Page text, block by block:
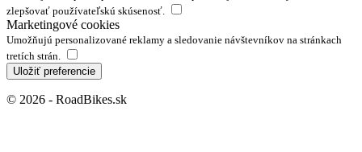
zlepšovať používateľskú skúsenosť.
Marketingové cookies
Umožňujú personalizované reklamy a sledovanie návštevníkov na stránkach
tretích strán.
Uložiť preferencie
© 2026 - RoadBikes.sk